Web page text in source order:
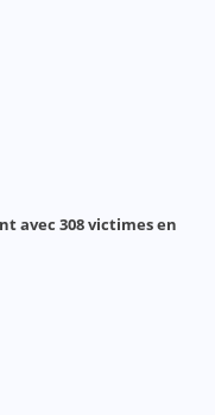
avec 308 victimes en